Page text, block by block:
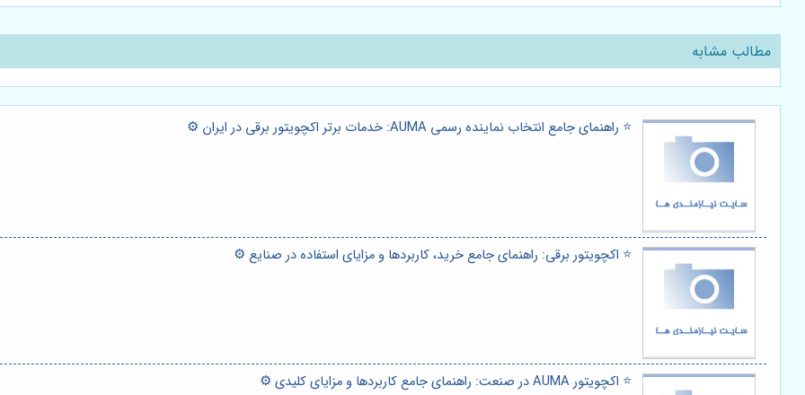
مطالب مشابه
⭐️ راهنمای جامع انتخاب نماینده رسمی AUMA: خدمات برتر اکچویتور برقی در ایران ⚙️
⭐️ اکچویتور برقی: راهنمای جامع خرید، کاربردها و مزایای استفاده در صنایع ⚙️
⭐️ اکچویتور AUMA در صنعت: راهنمای جامع کاربردها و مزایای کلیدی ⚙️